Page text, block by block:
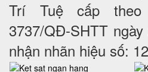
Trí Tuệ cấp
3737/QĐ-SHTT
nhận nhãn hiệu số: